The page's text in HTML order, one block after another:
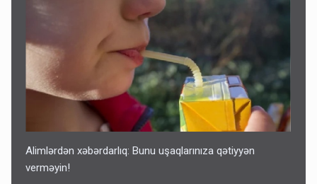
Alimlərdən xəbərdarlıq: Bunu uşaqlarınıza qətiyyən
verməyin!